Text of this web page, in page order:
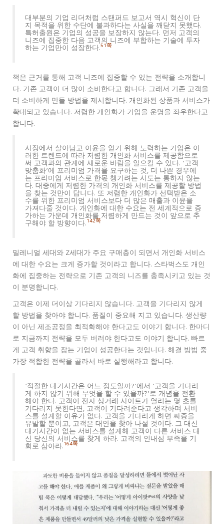
대부분의 기업 리더처럼 스탠퍼드 보고서 역시 혁신이 단
지 목적을 위한 수단에 불과하다는 사실을 깨닫지 못했다.
특허출원은 기업의 성공을 보장하지 않는다. 먼저 고객의
니즈에 집중한 다음 고객의 니즈에 부합하는 기술에 투자
하는 기업만이 성장한다.51쪽
책은 근거를 통해 고객 니즈에 집중할 수 있는 전략을 소개합니
다. 기존 고객이 더 많이 소비한다고 합니다. 그래서 기존 고객을
더 소비하게 만들 방법을 제시합니다. 개인화된 상품과 서비스가
확대되고 있습니다. 저렴한 개인화가 기업을 운명을 좌우한다고
합니다.
시장에서 살아남고 이윤을 얻기 위해 노력하는 기업은 이
러한 트렌드에 따라 저렴한 개인화 서비스를 제공함으로
써 고객과의 관계에 새로운 바람을 일으킬 수 있다. ‘고객
맞춤화’에 프리미엄 가격을 요구하는 것, 더 나쁜 경우에
는 프리미엄 서비스로 한몫 챙기려는 시도는 통하지 않는
다. 대중에게 저렴한 가격의 개인화 서비스를 제공할 방법
을 찾는 것만이 답니다. 또 저렴한 개인화가 선택받은 소
수를 위한 프리미엄 서비스보다 더 많은 매출과 이윤을
가져다줄 것이다. 개인화에 대한 수요는 전 세계적으로 증
가하는 가운데 개인화를 저렴하게 만드는 것이 앞으로 추
구해야 할 방향이다.142쪽
밀레니얼 세대와 Z세대가 주요 구매층이 되면서 개인화 서비스
에 대한 수요는 크게 증가할 것이라고 합니다. 스타벅스도 개인
화에 집중하는 전략으로 기존 고객의 니즈를 충족시키고 있는 것
이 분명합니다.
고객은 이제 더이상 기다리지 않습니다. 고객을 기다리지 않게
할 방법을 찾아야 합니다. 품질이 중요해 지고 있습니다. 생산량
이 아닌 제조공정을 최적화해야 한다고도 이야기 합니다. 한마디
로 지금까지 전략을 모두 버려야 한다고도 이야기 합니다. 빠르
게 고객 취향을 잡는 기업이 성공한다는 것입니다. 해결 방법 중
가장 적합한 전략을 골라서 바로 실행해라고 합니다.
‘적절한 대기시간은 어느 정도일까?’에서 ‘고객을 기다리
게 하지 않기 위해 무엇을 할 수 있을까?’로 개념을 전환
해야 한다. 고객이 전자 상거래 사이트가 열리는 몇 초를
기다리지 못한다면, 고객이 기다려준다고 생각하며 서비
스를 설계할 이유가 없다. 고객을 기다리게 하면 짜증을
유발할 뿐이고, 고객은 대안을 찾아 나설 것이다. 그 대신
대기시간이 없는 서비스를 설계해 고객이 다른 서비스 대
신 당신의 서비스를 찾게 하라. 고객의 인내심 부족을 기
회로 삼아라.164쪽